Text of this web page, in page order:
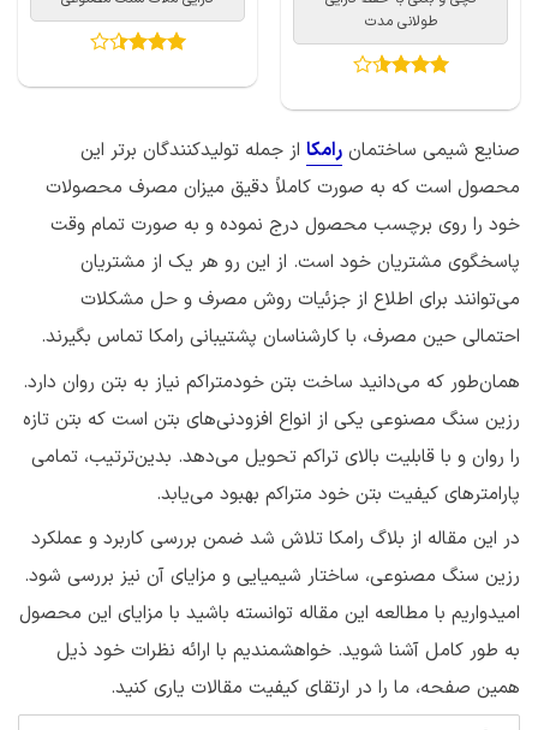
طولانی مدت
3.5از 5
3.4از
صنایع شیمی ساختمان رامکا از جمله تولیدکنندگان برتر این
محصول است که به صورت کاملاً دقیق میزان مصرف محصولات
خود را روی برچسب محصول درج نموده و به صورت تمام وقت
پاسخگوی مشتریان خود است. از این رو هر یک از مشتریان
می‌توانند برای اطلاع از جزئیات روش مصرف و حل مشکلات
احتمالی حین مصرف، با کارشناسان پشتیبانی رامکا تماس بگیرند.
همان‌طور که می‌دانید ساخت بتن خودمتراکم نیاز به بتن روان دارد.
رزین سنگ مصنوعی یکی از انواع افزودنی‌های بتن است که بتن تازه
را روان و با قابلیت بالای تراکم تحویل می‌دهد. بدین‌ترتیب، تمامی
پارامترهای کیفیت بتن خود متراکم بهبود می‌یابد.
در این مقاله از بلاگ رامکا تلاش شد ضمن بررسی کاربرد و عملکرد
رزین سنگ مصنوعی، ساختار شیمیایی و مزایای آن نیز بررسی شود.
امیدواریم با مطالعه این مقاله توانسته باشید با مزایای این محصول
به طور کامل آشنا شوید. خواهشمندیم با ارائه نظرات خود ذیل
همین صفحه، ما را در ارتقای کیفیت مقالات یاری کنید.